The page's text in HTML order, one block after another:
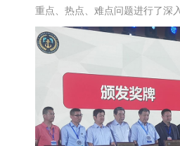
重点、热点、难点问题进行了深